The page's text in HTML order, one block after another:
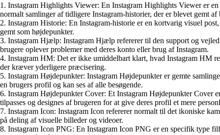
1. Instagram Highlights Viewer: En Instagram Highlights Viewer er
normalt samlinger af tidligere Instagram-historier, der er blevet gemt af
2. Instagram Historie: En Instagram-historie er en kortvarig visuel
gemt som højdepunkter.
3. Instagram Hjælp: Instagram Hjælp refererer til den support og
brugere oplever problemer med deres konto eller brug af Instagram.
4. Instagram HM: Det er ikke umiddelbart klart, hvad Instagram HM
der kræver yderligere præcisering.
5. Instagram Højdepunkter: Instagram Højdepunkter er gemte
en brugers profil og kan ses af alle besøgende.
6. Instagram Højdepunkter Cover: Et Instagram Højdepunkter Cover
tilpasses og designes af brugeren for at give deres profil et mere
7. Instagram Icon: Instagram Icon refererer normalt til det ikoniske
på deling af visuelle billeder og videoer.
8. Instagram Icon PNG: En Instagram Icon PNG er en specifik type